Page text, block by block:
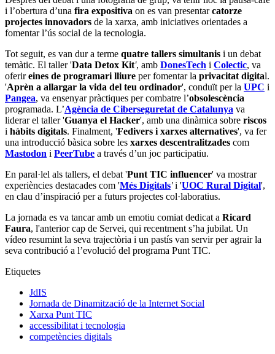
i l’obertura d’una fira expositiva on es van presentarcatorze
projectes innovadors de la xarxa, amb iniciatives orientades a
fomentar l’ús social de la tecnologia.
Tot seguit, es van dur a terme quatre tallers simultanis i un debat
temàtic. El taller 'Data Detox Kit', amb DonesTech i Colectic, va
oferireines de programari lliure per fomentar la privacitat digital.
'Aprèn a allargar la vida del teu ordinador', conduït per la UPC i
Pangea, va ensenyar pràctiques per combatre l’obsolescència
programada. L’Agència de Ciberseguretat de Catalunya va
liderar el taller 'Guanya el Hacker', amb una dinàmica sobre riscos
i hàbits digitals. Finalment, 'Fedivers i xarxes alternatives', va fer
una introducció bàsica sobre les xarxes descentralitzades com
Mastodon i PeerTube a través d’un joc participatiu.
En paral·lel als tallers, el debat 'Punt TIC influencer' va mostrar
experiències destacades com 'Més Digitals'i 'UOC Rural Digital',
en clau d’inspiració per a futurs projectes col·laboratius.
La jornada es va tancar amb un emotiu comiat dedicat a Ricard
Faura, l'anterior cap de Servei, qui recentment s’ha jubilat. Un
vídeo resumint la seva trajectòria i un pastís van servir per agrair la
seva contribució a l’evolució del programa Punt TIC.
Etiquetes
JdIS
Jornada de Dinamització de la Internet Social
Xarxa Punt TIC
accessibilitat i tecnologia
competències digitals